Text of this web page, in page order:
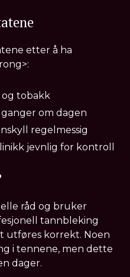
etter å ha
og tobakk
om dagen
regelmessig
jevnlig for kontroll
råd og bruker
tannbleking
utføres korrekt. Noen
i tennene, men dette
dager.